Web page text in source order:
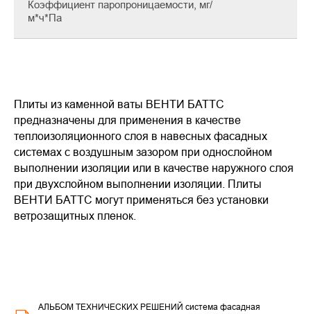
Коэффициент паропроницаемости, мг/
м*ч*Па
Плиты из каменной ваты ВЕНТИ БАТТС
предназначены для применения в качестве
теплоизоляционного слоя в навесных фасадных
системах с воздушным зазором при однослойном
выполнении изоляции или в качестве наружного слоя
при двухслойном выполнении изоляции. Плиты
ВЕНТИ БАТТС могут применяться без установки
ветрозащитных пленок.
АЛЬБОМ ТЕХНИЧЕСКИХ РЕШЕНИЙ система фасадная